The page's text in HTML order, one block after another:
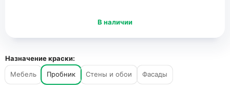
В наличии
Назначение краски:
Мебель
Пробник Стены и обои Фасады